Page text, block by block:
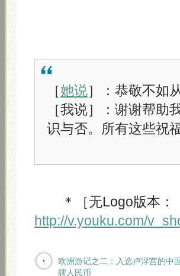
［她说］：恭敬不如
［我说］：谢谢帮助
识与否。所有这些祝
＊［无Logo版本：
http://v.youku.com/
欧洲游记之二：入选卢浮宫的中
牌人民币